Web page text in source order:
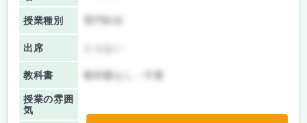
授業種別
出席
教科書 教科書なし・不要
授業の雰囲
気